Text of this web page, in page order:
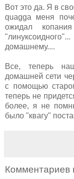
Вот это да. Я в
quagga меня
ожидал
домашнему....
Все, теперь
домашней сети
с помощью
теперь не
более, я не
было "квагу"
Комментариев